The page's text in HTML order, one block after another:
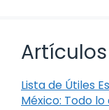
Artículos
Lista de Útiles
México: Todo